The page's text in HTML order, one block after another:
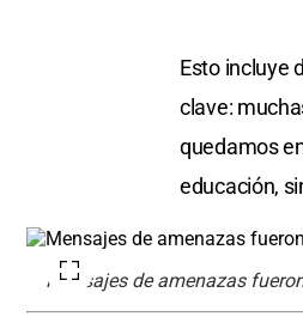
Esto incluye
clave:
quedamos
educación,
Mensajes de amenazas